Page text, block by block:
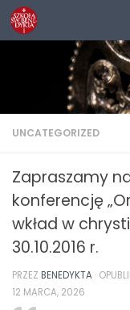
Przejdź do treści
UNCATEGORIZED
Zapraszamy
konferencję
wkład w
30.10.2016 r.
PRZEZ BENEDYKTA ·
12 MARCA, 2026